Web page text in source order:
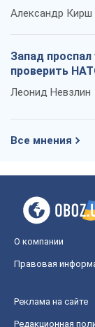
Александр Кирш
Запад
проверить
Леонид Невзлин
Все мнения
О компании
Правовая
Реклама на сайте
Редакционная